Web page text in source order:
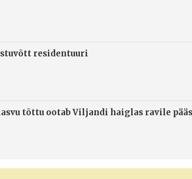
residentuuri
tõttu ootab Viljandi haiglas ravile